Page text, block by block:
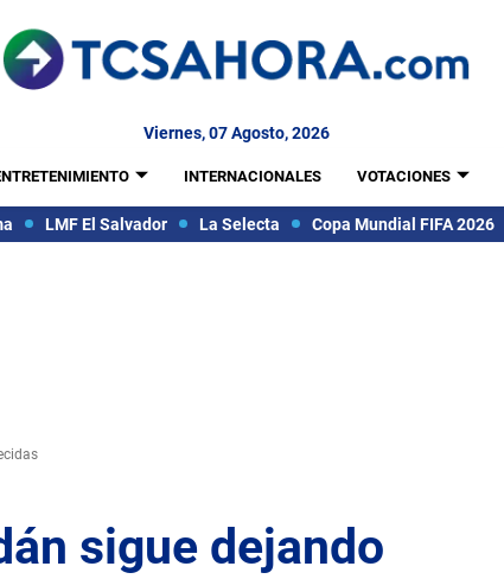
Viernes, 07 Agosto, 2026
INTERNACIONALES VOTACIONES
LMF El Salvador La Selecta Copa Mundial FIFA 2026
sigue dejando